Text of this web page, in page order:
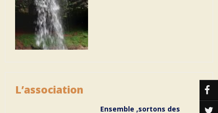
L’association
Ensemble ,sortons des